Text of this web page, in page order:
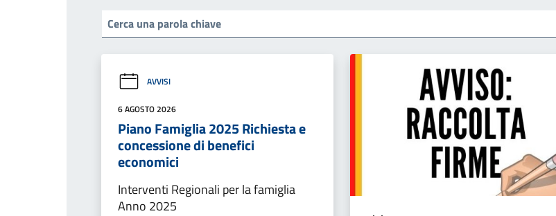
AVVISI
6 AGOSTO 2026
Piano Famiglia 2025 Richiesta e
concessione di benefici
economici
Interventi Regionali per la famiglia
Anno 2025